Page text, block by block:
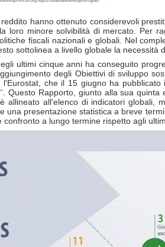
hanno ottenuto considerevoli
minore solvibilità di mercato. Per
fiscali nazionali e globali. Nel
sottolinea a livello globale la necessità
ultimi cinque anni ha conseguito
degli Obiettivi di sviluppo
che il 15 giugno ha pubblicato
. Questo Rapporto, giunto alla sua
all'elenco di indicatori globali,
presentazione statistica a breve
a lungo termine rispetto agli